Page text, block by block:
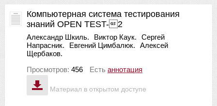
Материал в открытом доступе
Компьютерная система тестирования
знаний OPEN TEST-2
Александр Шкиль. Виктор Каук.
Сергей
Напрасник.
Евгений Цимбалюк.
Алексей
Щербаков.
Просмотров: 456 Есть аннотация